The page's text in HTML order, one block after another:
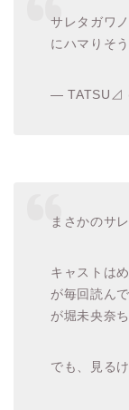
サレタガワ
にハマりそ
— TATSU⊿
まさかのサ
キャストは
が毎回読ん
が堀未央奈
でも、見る